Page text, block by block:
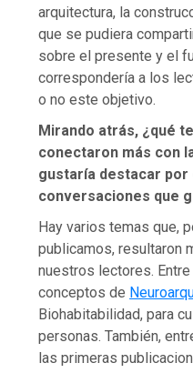
arquitectura, la
que se pudiera
sobre el presente y el
correspondería a los
o no este objetivo.
Mirando atrás, ¿qué
conectaron más con
gustaría destacar por
conversaciones que
Hay varios temas que,
publicamos, resultaron
nuestros lectores.
conceptos de
Biohabitabilidad, para
personas. También,
las primeras